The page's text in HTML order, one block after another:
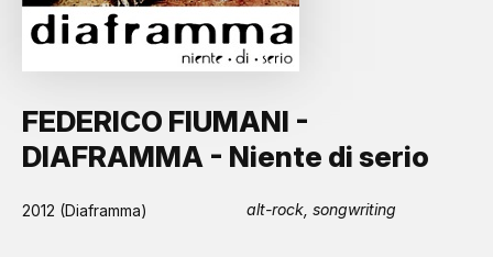
FEDERICO FIUMANI -
DIAFRAMMA - Niente di serio
2012 (Diaframma) alt-rock, songwriting